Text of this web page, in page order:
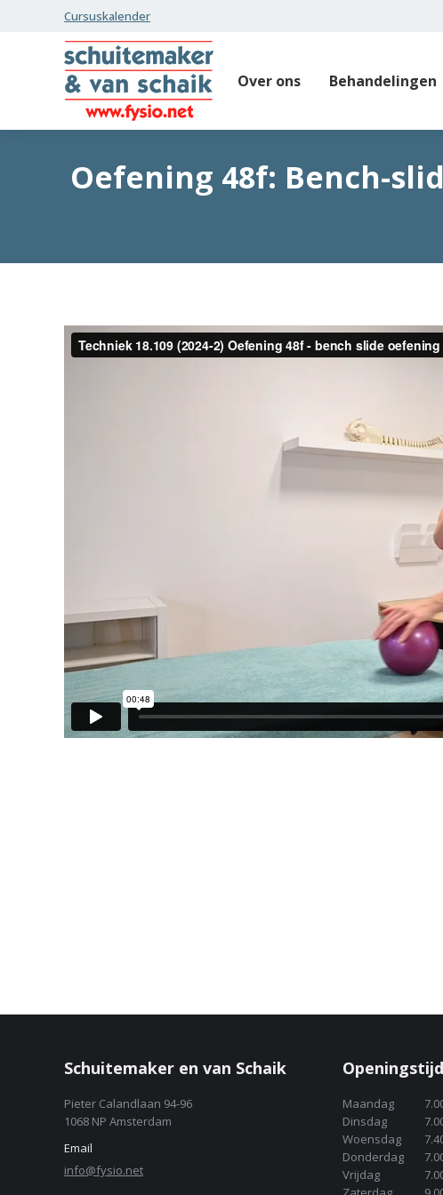
Cursuskalender
Over ons Behandelingen
Oefening 48f: Bench-
Schuitemaker en van Schaik
Pieter Calandlaan 94-96
1068 NP Amsterdam
Email
info@fysio.net
Maandag
Dinsdag
Woensdag
Donderdag
Vrijdag